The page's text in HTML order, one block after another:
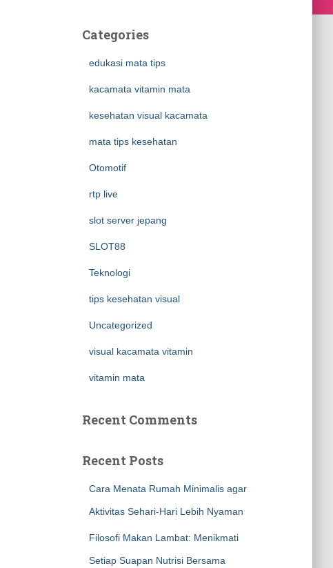
Categories
edukasi mata tips
kacamata vitamin mata
kesehatan visual kacamata
mata tips kesehatan
Otomotif
rtp live
slot server jepang
SLOT88
Teknologi
tips kesehatan visual
Uncategorized
visual kacamata vitamin
vitamin mata
Recent Comments
Recent Posts
Cara Menata Rumah Minimalis agar
Aktivitas Sehari-Hari Lebih Nyaman
Filosofi Makan Lambat: Menikmati
Setiap Suapan Nutrisi Bersama